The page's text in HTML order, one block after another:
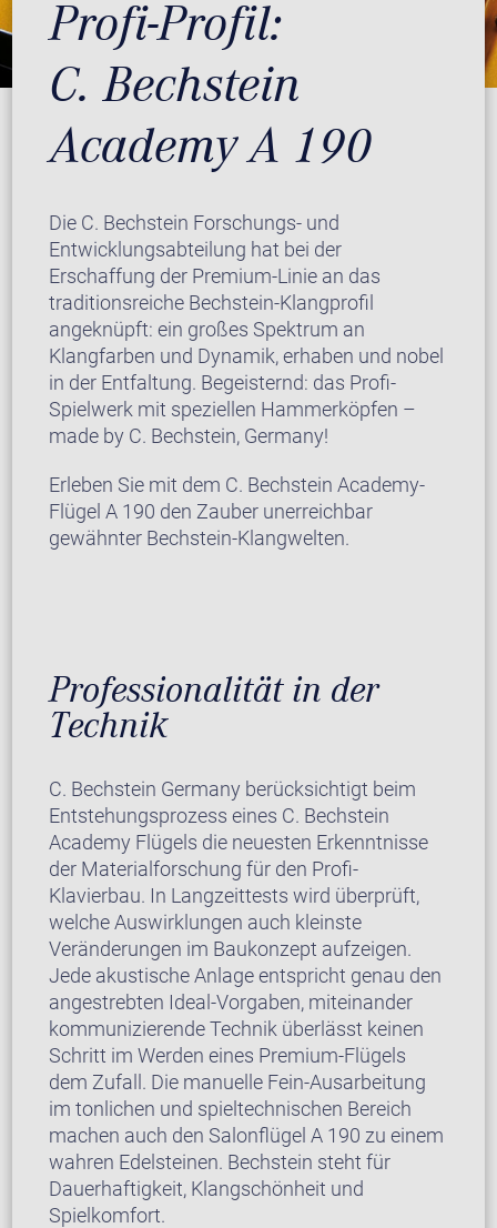
Profi-Profil:
C. Bechstein
Academy A 190
Die C. Bechstein Forschungs- und
Entwicklungsabteilung hat bei der
Erschaffung der Premium-Linie an das
traditionsreiche Bechstein-Klangprofil
angeknüpft: ein großes Spektrum an
Klangfarben und Dynamik, erhaben und nobel
in der Entfaltung. Begeisternd: das Profi-
Spielwerk mit speziellen Hammerköpfen –
made by C. Bechstein, Germany!
Erleben Sie mit dem C. Bechstein Academy-
Flügel A 190 den Zauber unerreichbar
gewähnter Bechstein-Klangwelten.
Professionalität in der
Technik
C. Bechstein Germany berücksichtigt beim
Entstehungsprozess eines C. Bechstein
Academy Flügels die neuesten Erkenntnisse
der Materialforschung für den Profi-
Klavierbau. In Langzeittests wird überprüft,
welche Auswirklungen auch kleinste
Veränderungen im Baukonzept aufzeigen.
Jede akustische Anlage entspricht genau den
angestrebten Ideal-Vorgaben, miteinander
kommunizierende Technik überlässt keinen
Schritt im Werden eines Premium-Flügels
dem Zufall. Die manuelle Fein-Ausarbeitung
im tonlichen und spieltechnischen Bereich
machen auch den Salonflügel A 190 zu einem
wahren Edelsteinen. Bechstein steht für
Dauerhaftigkeit, Klangschönheit und
Spielkomfort.